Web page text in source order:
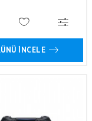
İNCELE